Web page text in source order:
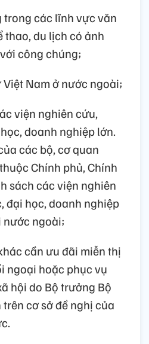
các lĩnh vực văn
thao, du lịch có ảnh
công chúng;
Nam ở nước ngoài;
viện nghiên cứu,
doanh nghiệp lớn.
các bộ, cơ quan
Chính phủ, Chính
sách các viện nghiên
đại học, doanh nghiệp
ngoài;
cần ưu đãi miễn thị
ngoại hoặc phục vụ
hội do Bộ trưởng Bộ
cơ sở đề nghị của